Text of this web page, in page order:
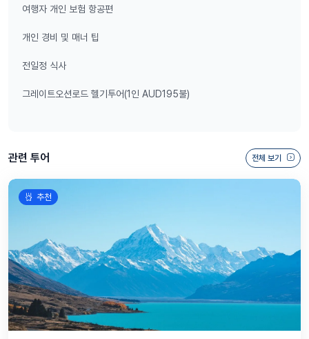
여행자 개인 보험 항공편
개인 경비 및 매너 팁
전일정 식사
그레이트오션로드 헬기투어(1인 AUD195불)
관련 투어 전체 보기
추천